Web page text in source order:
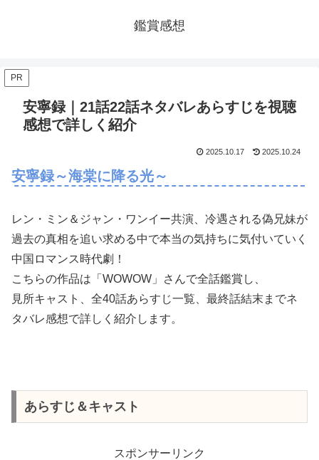
鑑賞感想
PR
安寧録｜21話22話ネタバレあらすじを視聴
感想で詳しく紹介
2025.10.17 2025.10.24
安寧録～海棠に降る光～
レン・ミン＆ジャン・ワンイー共演、冷遇される偽兄妹が
過去の真相を追い求める中で本当の気持ちに気付いていく
中国ロマンス時代劇！
こちらの作品は「WOWOW」さんで全話鑑賞し、
見所キャスト、全40話あらすじ一覧、最終話結末までネ
タバレ感想で詳しく紹介します。
あらすじ＆キャスト
スポンサーリンク